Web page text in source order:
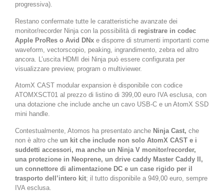
progressiva).
Restano confermate tutte le caratteristiche avanzate dei
monitor/recorder Ninja con la possibilità di registrare in codec
Apple ProRes o Avid DNx e disporre di strumenti importanti come
waveform, vectorscopio, peaking, ingrandimento, zebra ed altro
ancora. L’uscita HDMI dei Ninja può essere configurata per
visualizzare preview, program o multiviewer.
AtomX CAST modular expansion è disponibile con codice
ATOMXSCT01 al prezzo di listino di 399,00 euro IVA esclusa, con
una dotazione che include anche un cavo USB-C e un AtomX SSD
mini handle.
Contestualmente, Atomos ha presentato anche Ninja Cast, che
non è altro che un kit che include non solo AtomX CAST e i
suddetti accessori, ma anche un Ninja V monitor/recorder,
una protezione in Neoprene, un drive caddy Master Caddy II,
un connettore di alimentazione DC e un case rigido per il
trasporto dell’intero kit; il tutto disponibile a 949,00 euro, sempre
IVA esclusa.